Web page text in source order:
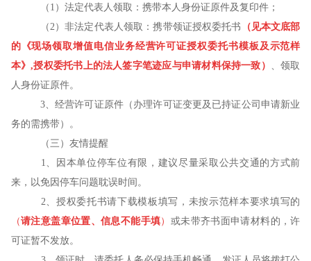
（ 1 ）法定代表人领取：携带本人身份证原件及复印件；
（2）非法定代表人领取：携带领证授权委托书
（见本文底部
的《现场领取增值电信业务经营许可证授权委托书模板及示范样
本》,授权委托书上的法人签字笔迹应与申请材料保持一致） 、领取
人身份证原件。
3、经营许可证原件（办理许可证变更及已持证公司申请新业
务的需携带）。
（三）友情提醒
1、因本单位停车位有限，建议尽量采取公共交通的方式前
来，以免因停车问题耽误时间。
2、授权委托书请下载模板填写，未按示范样本要求填写的
（请注意盖章位置、信息不能手填） 或未带齐书面申请材料的，许
可证暂不发放。